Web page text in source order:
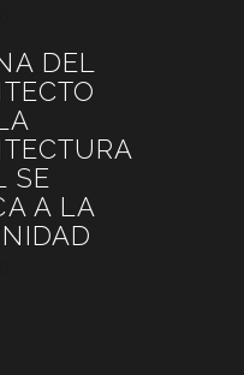
DEL
SE
A LA